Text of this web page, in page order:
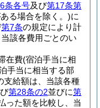
条各号及び第17条第
る場合を除く。)に
第7条の規定により計
該各費用ごとのい
在費(宿泊手当に相
手当に相当する部
支給額は、当該各種
第28条の2並びに第
った額を比較し、当